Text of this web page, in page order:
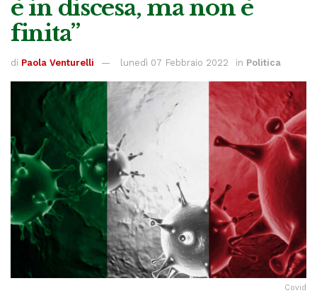
è in discesa, ma non è
finita”
di Paola Venturelli lunedì 07 Febbraio 2022 in Politica
Covid